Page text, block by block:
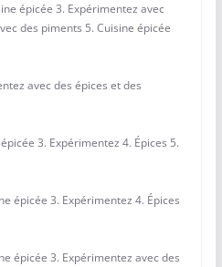
épicée 3. Expérimentez avec
des piments 5. Cuisine épicée
avec des épices et des
3. Expérimentez 4. Épices 5.
épicée 3. Expérimentez 4. Épices
épicée 3. Expérimentez avec des